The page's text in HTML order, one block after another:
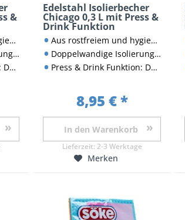
&
Edelstahl Isolierbecher
Chicago 0,3 L mit Press &
Drink Funktion
Aus rostfreiem und hygienischem Edelstahl
Doppelwandige Isolierung hält Temperatur lange konstant
Press & Drink Funktion: Deckel drücken & genießen
8,95 € *
In den Warenkorb
Lieferzeit: 2-3 Werktage
Merken